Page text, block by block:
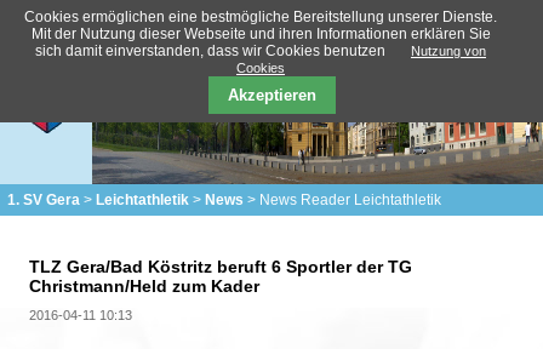
1. SV Gera Leichtathletik News News Reader Leichtathletik
TLZ Gera/Bad Köstritz beruft 6 Sportler der TG
Christmann/Held zum Kader
2016-04-11 10:13
Cookies ermöglichen eine bestmögliche Bereitstellung unserer Dienste.
Mit der Nutzung dieser Webseite und ihren Informationen erklären Sie
sich damit einverstanden, dass wir Cookies benutzen
Nutzung von
Cookies
Akzeptieren